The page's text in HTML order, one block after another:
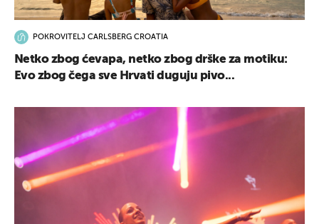
POKROVITELJ CARLSBERG CROATIA
Netko zbog ćevapa, netko zbog drške za motiku:
Evo zbog čega sve Hrvati duguju pivo...